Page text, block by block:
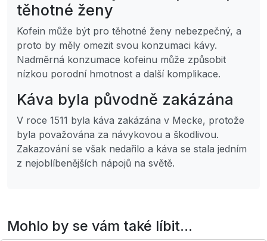
těhotné ženy
Kofein může být pro těhotné ženy nebezpečný, a
proto by měly omezit svou konzumaci kávy.
Nadměrná konzumace kofeinu může způsobit
nízkou porodní hmotnost a další komplikace.
Káva byla původně zakázána
V roce 1511 byla káva zakázána v Mecke, protože
byla považována za návykovou a škodlivou.
Zakazování se však nedařilo a káva se stala jedním
z nejoblíbenějších nápojů na světě.
Mohlo by se vám také líbit...